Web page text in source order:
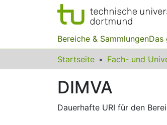
Bereiche & SammlungenDas
Startseite
DIMVA
Dauerhafte URI für den